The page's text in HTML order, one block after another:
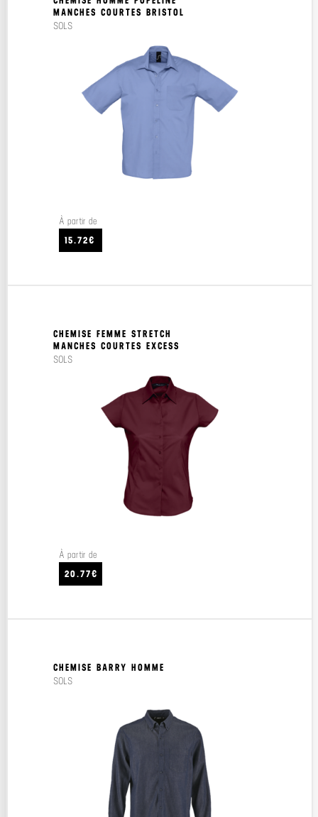
MANCHES COURTES BRISTOL
SOLS
À partir de
15.72€
CHEMISE FEMME STRETCH
MANCHES COURTES EXCESS
SOLS
À partir de
20.77€
CHEMISE BARRY HOMME
SOLS